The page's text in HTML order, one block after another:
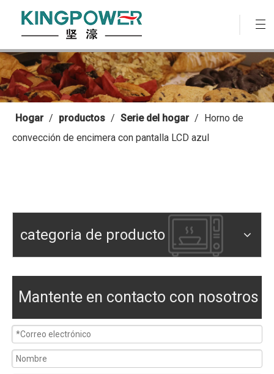
Hogar / productos / Serie del hogar / Horno de
convección de encimera con pantalla LCD azul
categoria de producto
Mantente en contacto con nosotros